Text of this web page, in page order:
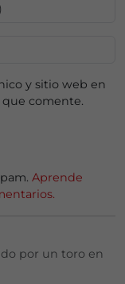
y sitio web en
que comente.
Aprende
por un toro en